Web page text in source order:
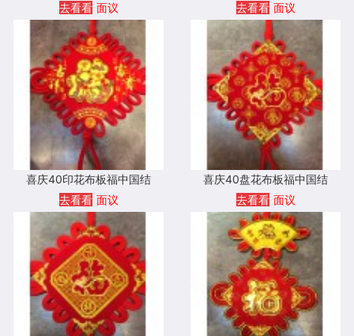
去看看 面议
去看看 面议
喜庆40印花布板福中国结
去看看 面议
喜庆40盘花布板福中国结
去看看 面议